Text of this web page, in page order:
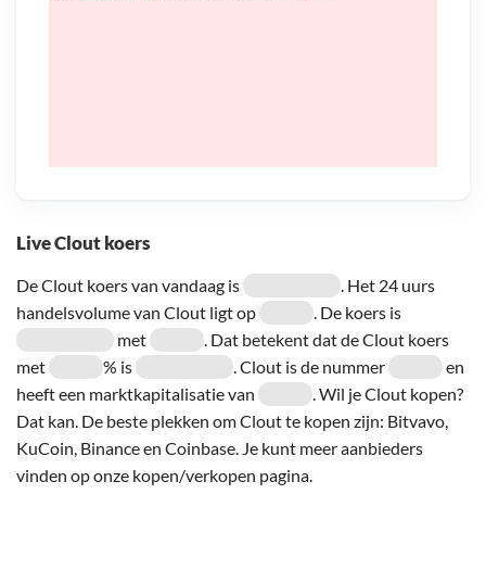
Live Clout koers
De Clout koers van vandaag is
. Het 24 uurs
handelsvolume van Clout ligt op
. De koers is
met
. Dat betekent dat de Clout koers
met
% is . Clout is de nummer
en
heeft een marktkapitalisatie van
. Wil je Clout kopen?
Dat kan. De beste plekken om Clout te kopen zijn: Bitvavo,
KuCoin, Binance en Coinbase. Je kunt meer aanbieders
vinden op onze kopen/verkopen pagina.